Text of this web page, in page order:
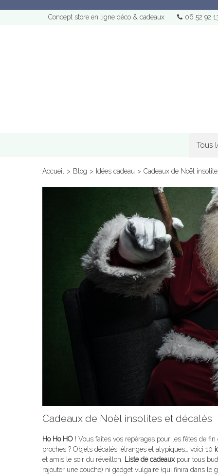
Concept store en ligne déco & cadeaux 06 52 92
Tous
Accueil > Blog > Idées cadeau > Cadeaux de Noël
Cadeaux de Noël insolites et décalés
Ho Ho HO ! Vous faites vos repérages pour les fêtes de
proches ? Objets décalés, étranges et atypiques… voici 10
et amis le soir du réveillon.
Liste de cadeauxpour tous
rajouter une couche) ni gadget vulgaire (qui finira dans le